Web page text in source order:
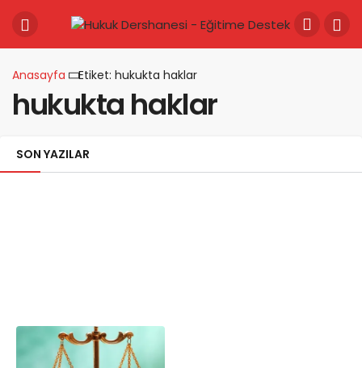
Anasayfa Etiket: hukukta haklar
hukukta haklar
SON YAZILAR